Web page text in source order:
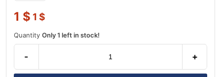
1 $ 1 $
Quantity Only 1 left in stock!
- +